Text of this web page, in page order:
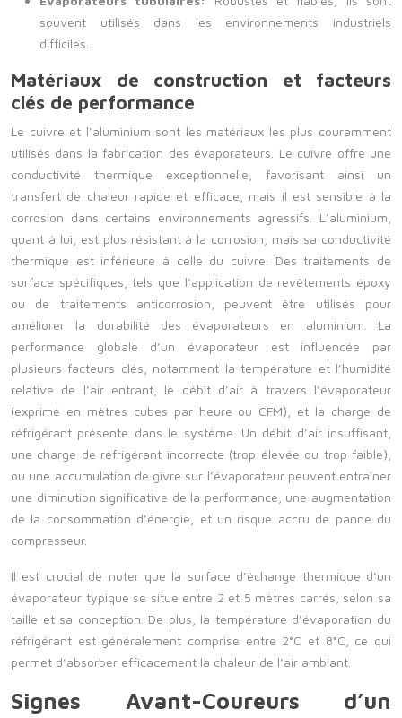
souvent utilisés dans les environnements industriels
difficiles.
Matériaux de construction et facteurs
clés de performance
Le cuivre et l’aluminium sont les matériaux les plus couramment
utilisés dans la fabrication des évaporateurs. Le cuivre offre une
conductivité thermique exceptionnelle, favorisant ainsi un
transfert de chaleur rapide et efficace, mais il est sensible à la
corrosion dans certains environnements agressifs. L’aluminium,
quant à lui, est plus résistant à la corrosion, mais sa conductivité
thermique est inférieure à celle du cuivre. Des traitements de
surface spécifiques, tels que l’application de revêtements époxy
ou de traitements anticorrosion, peuvent être utilisés pour
améliorer la durabilité des évaporateurs en aluminium. La
performance globale d’un évaporateur est influencée par
plusieurs facteurs clés, notamment la température et l’humidité
relative de l’air entrant, le débit d’air à travers l’évaporateur
(exprimé en mètres cubes par heure ou CFM), et la charge de
réfrigérant présente dans le système. Un débit d’air insuffisant,
une charge de réfrigérant incorrecte (trop élevée ou trop faible),
ou une accumulation de givre sur l’évaporateur peuvent entraîner
une diminution significative de la performance, une augmentation
de la consommation d’énergie, et un risque accru de panne du
compresseur.
Il est crucial de noter que la surface d’échange thermique d’un
évaporateur typique se situe entre 2 et 5 mètres carrés, selon sa
taille et sa conception. De plus, la température d’évaporation du
réfrigérant est généralement comprise entre 2°C et 8°C, ce qui
permet d’absorber efficacement la chaleur de l’air ambiant.
Signes Avant-Coureurs d’un